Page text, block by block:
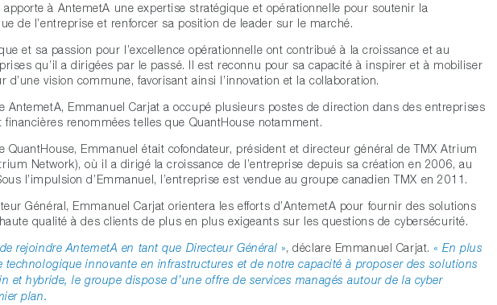
apporte à AntemetA une expertise stratégique et opérationnelle pour soutenir la
de l’entreprise et renforcer sa position de leader sur le marché.
et sa passion pour l’excellence opérationnelle ont contribué à la croissance et au
qu’il a dirigées par le passé. Il est reconnu pour sa capacité à inspirer et à mobiliser
d’une vision commune, favorisant ainsi l’innovation et la collaboration.
AntemetA, Emmanuel Carjat a occupé plusieurs postes de direction dans des entreprises
financières renommées telles que QuantHouse notamment.
QuantHouse, Emmanuel était cofondateur, président et directeur général de TMX Atrium
Network), où il a dirigé la croissance de l’entreprise depuis sa création en 2006, au
l’impulsion d’Emmanuel, l’entreprise est vendue au groupe canadien TMX en 2011.
Général, Emmanuel Carjat orientera les efforts d’AntemetA pour fournir des solutions
qualité à des clients de plus en plus exigeants sur les questions de cybersécurité.
rejoindre AntemetA en tant que Directeur Général », déclare Emmanuel Carjat. «En plus
technologique innovante en infrastructures et de notre capacité à proposer des solutions
et hybride, le groupe dispose d’une offre de services managés autour de la cyber
plan.